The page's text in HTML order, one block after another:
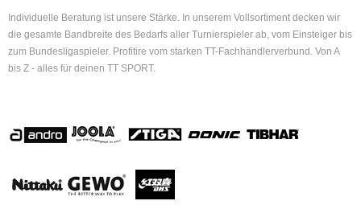
Individuelle Beratung ist unsere Stärke. In unserem Vollsortiment decken wir
die gesamte Bandbreite des Bedarfs aller Turnierspieler ab, vom Einsteiger bis
zum Bundesligaspieler. Profitire vom starken TT-Fachhändlerverbund. Von A
bis Z - alles für deinen TT SPORT.